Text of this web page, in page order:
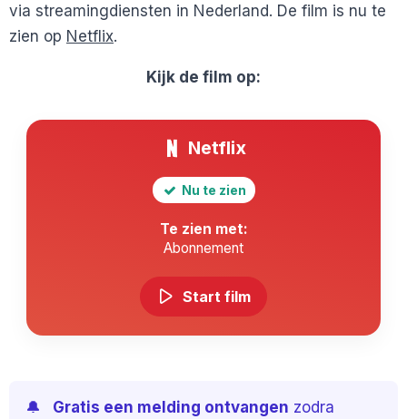
via streamingdiensten in Nederland. De film is nu te
zien op Netflix.
Kijk de film op:
Netflix
Nu te zien
Te zien met:
Abonnement
Start film
🔔 Gratis een melding ontvangen zodra